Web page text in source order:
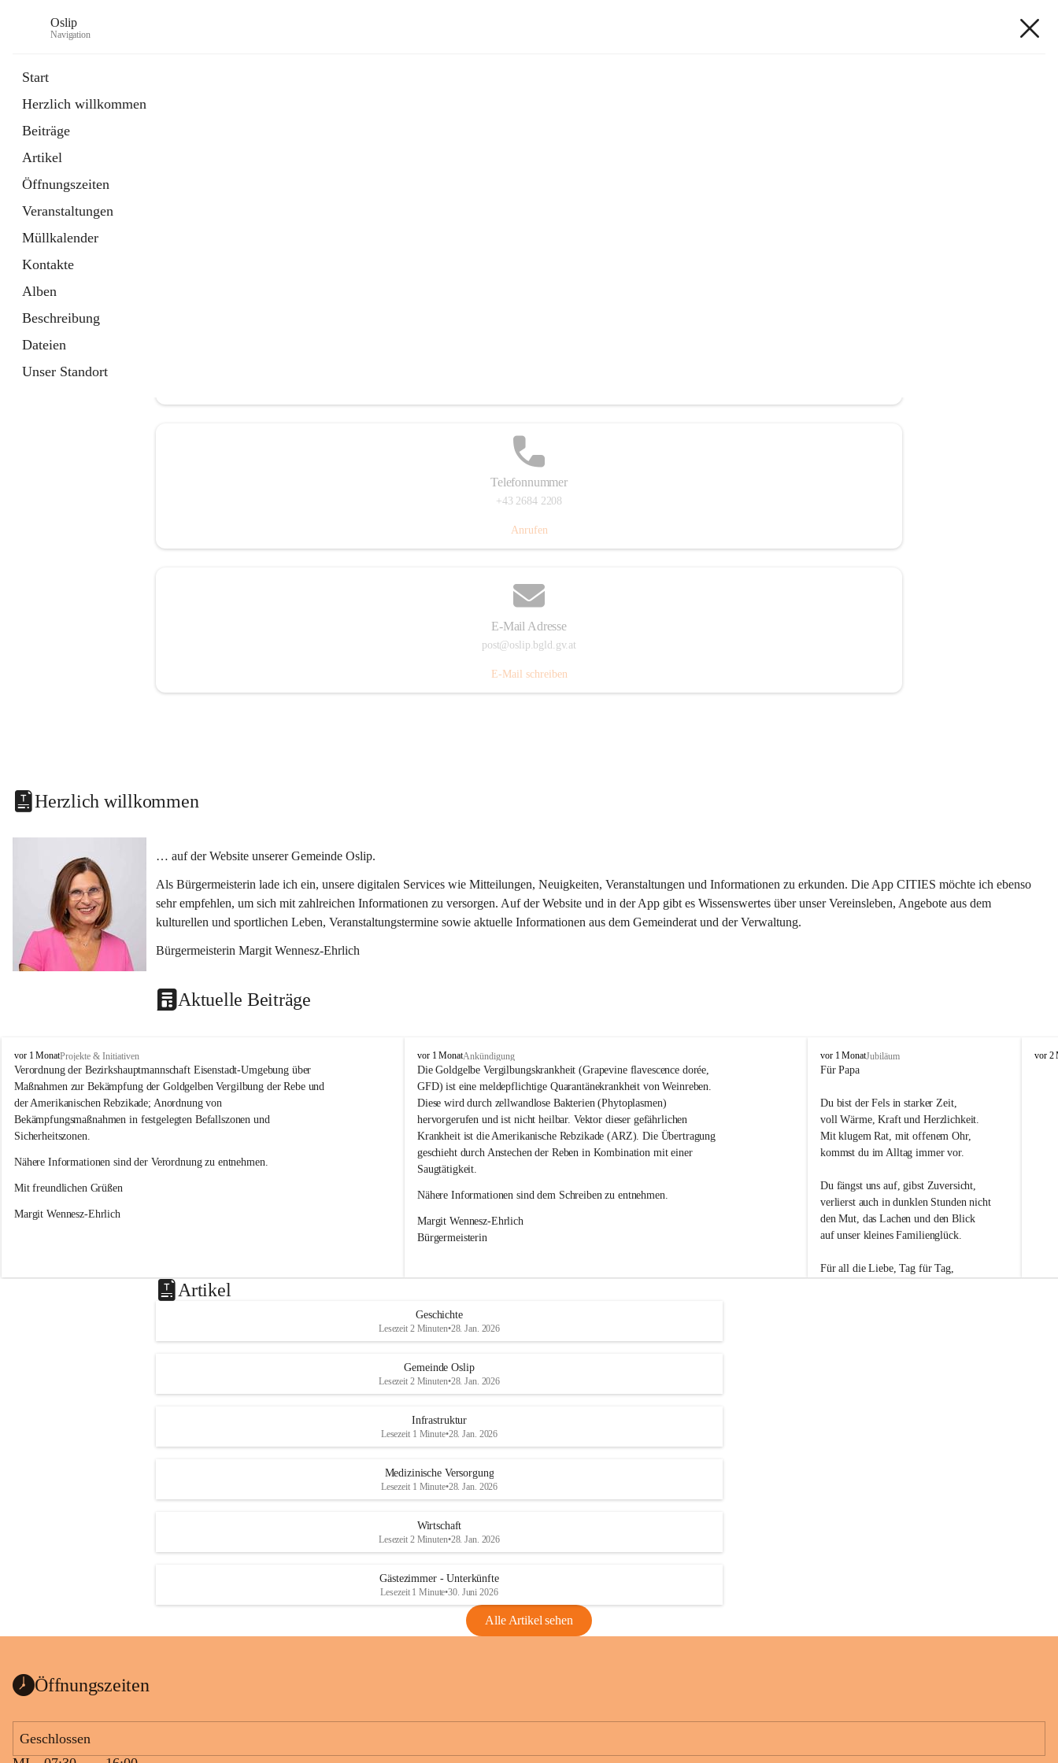
Oslip
Navigation
Start
Herzlich willkommen
Beiträge
Artikel
Öffnungszeiten
Veranstaltungen
Müllkalender
Kontakte
Alben
Beschreibung
Dateien
Unser Standort
Telefonnummer
+43 2684 2208
Anrufen
E-Mail Adresse
post@oslip.bgld.gv.at
E-Mail schreiben
Herzlich willkommen
… auf der Website unserer Gemeinde Oslip.
Als Bürgermeisterin lade ich ein, unsere digitalen Services wie Mitteilungen, Neuigkeiten, Veranstaltungen und Informationen zu erkunden. Die App CITIES möchte ich ebenso
sehr empfehlen, um sich mit zahlreichen Informationen zu versorgen. Auf der Website und in der App gibt es Wissenswertes über unser Vereinsleben, Angebote aus dem
kulturellen und sportlichen Leben, Veranstaltungstermine sowie aktuelle Informationen aus dem Gemeinderat und der Verwaltung.
Bürgermeisterin Margit Wennesz-Ehrlich
Aktuelle Beiträge
O
s
l
i
p
vor 1 MonatProjekte & Initiativen
Verordnung der Bezirkshauptmannschaft Eisenstadt-Umgebung über
Maßnahmen zur Bekämpfung der Goldgelben Vergilbung der Rebe und
der Amerikanischen Rebzikade; Anordnung von
Bekämpfungsmaßnahmen in festgelegten Befallszonen und
Sicherheitszonen.
Nähere Informationen sind der Verordnung zu entnehmen.
Mit freundlichen Grüßen
Margit Wennesz-Ehrlich
O
s
l
i
p
vor 1 MonatAnkündigung
Die Goldgelbe Vergilbungskrankheit (Grapevine flavescence dorée,
GFD) ist eine meldepflichtige Quarantänekrankheit von Weinreben.
Diese wird durch zellwandlose Bakterien (Phytoplasmen)
hervorgerufen und ist nicht heilbar. Vektor dieser gefährlichen
Krankheit ist die Amerikanische Rebzikade (ARZ). Die Übertragung
geschieht durch Anstechen der Reben in Kombination mit einer
Saugtätigkeit.
Nähere Informationen sind dem Schreiben zu entnehmen.
Margit Wennesz-Ehrlich
Bürgermeisterin
O
s
i
vor 1 MonatJubiläum
Für Papa
Du bist der Fels in starker Zeit,
voll Wärme, Kraft und Herzlichkeit.
Mit klugem Rat, mit offenem Ohr,
kommst du im Alltag immer vor.
Du fängst uns auf, gibst Zuversicht,
verlierst auch in dunklen Stunden nicht
den Mut, das Lachen und den Blick
auf unser kleines Familienglück.
Für all die Liebe, Tag für Tag,
O
vor 2
Artikel
Geschichte
Lesezeit 2 Minuten•28. Jan. 2026
Gemeinde Oslip
Lesezeit 2 Minuten•28. Jan. 2026
Infrastruktur
Lesezeit 1 Minute•28. Jan. 2026
Medizinische Versorgung
Lesezeit 1 Minute•28. Jan. 2026
Wirtschaft
Lesezeit 2 Minuten•28. Jan. 2026
Gästezimmer - Unterkünfte
Lesezeit 1 Minute•30. Juni 2026
Alle Artikel sehen
Öffnungszeiten
Geschlossen